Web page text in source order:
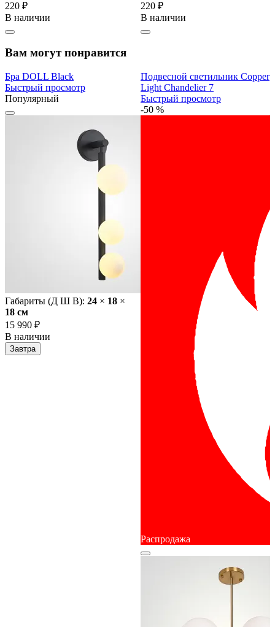
220 ₽
В наличии
220 ₽
В наличии
Вам могут понравится
Бра DOLL Black
Быстрый просмотр
Популярный
Габариты (Д Ш В): 24 × 18 ×
18 cм
15 990 ₽
В наличии
Завтра
Подвесной светильник Copper
Light Chandelier 7
Быстрый просмотр
-50 %
Распродажа